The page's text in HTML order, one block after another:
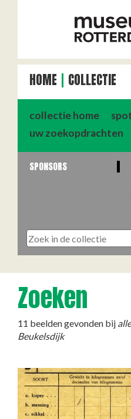
HOME COLLECTIE
collectie home
uw zoekopdrachten
SPONSORS
Zoeken
11 beelden gevonden bij
Beukelsdijk